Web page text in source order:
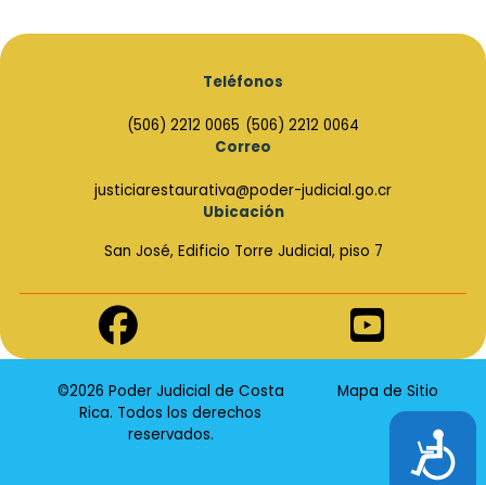
Accesibilidad
Teléfonos
(506) 2212 0065 (506) 2212 0064
Correo
justiciarestaurativa@poder-judicial.go.cr
Ubicación
San José, Edificio Torre Judicial, piso 7
Enlace
de
Facebook
Youtube
©2026 Poder Judicial de Costa
Rica. Todos los derechos
reservados.
Mapa de Sitio